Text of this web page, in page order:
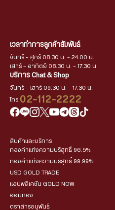
เวลาทำการลูกค้าสัมพันธ์
จันทร์ - ศุกร์ 08.30 น. - 24.00 น.
เสาร์ - อาทิตย์ 08.30 น. - 17.30 น.
บริการ Chat & Shop
จันทร์ - เสาร์ 09.30 น. - 17.30 น.
โทร. 02-112-2222
สินค้าและบริการ
ทองคำแท่งความบริสุทธิ์ 96.5%
ทองคำแท่งความบริสุทธิ์ 99.99%
USD GOLD TRADE
แอปพลิเคชัน GOLD NOW
ออมทอง
ตราสารอนุพันธ์